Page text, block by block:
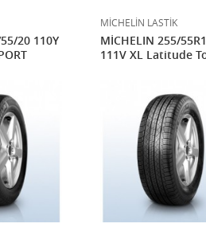
20 110Y
MİCHELİN LASTİK
MİCHELIN 255/
111V XL Latitude